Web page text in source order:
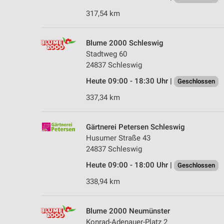
317,54 km
Blume 2000 Schleswig
Stadtweg 60
24837 Schleswig
Heute 09:00 - 18:30 Uhr |
Geschlossen
337,34 km
Gärtnerei Petersen Schleswig
Husumer Straße 43
24837 Schleswig
Heute 09:00 - 18:00 Uhr |
Geschlossen
338,94 km
Blume 2000 Neumünster
Konrad-Adenauer-Platz 2